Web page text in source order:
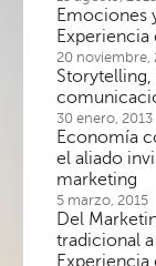
Emociones
Experiencia
20 noviembre,
30 enero, 2013
Economía
el aliado
marketing
5 marzo, 2015
Del
tradicional a
Experiencia